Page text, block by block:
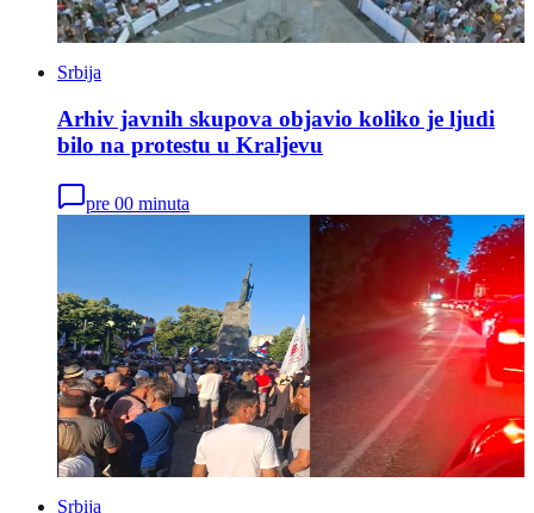
Srbija
Arhiv javnih skupova objavio koliko je ljudi
bilo na protestu u Kraljevu
pre 00 minuta
Srbija